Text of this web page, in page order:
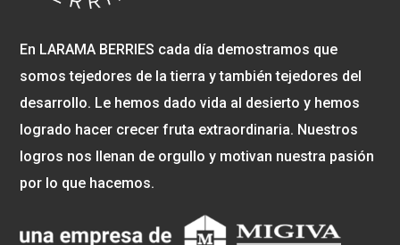
En LARAMA BERRIES cada día demostramos que
somos tejedores de la tierra y también tejedores del
desarrollo. Le hemos dado vida al desierto y hemos
logrado hacer crecer fruta extraordinaria. Nuestros
logros nos llenan de orgullo y motivan nuestra pasión
por lo que hacemos.